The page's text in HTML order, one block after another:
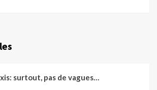
surtout, pas de vagues…